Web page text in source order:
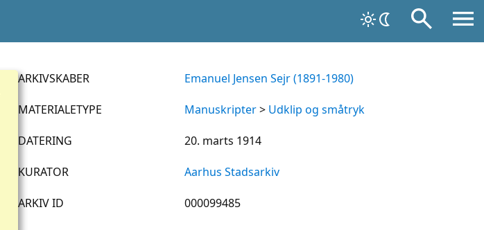
ARKIVSKABER Emanuel Jensen Sejr (1891-1980)
MATERIALETYPE Manuskripter> Udklip og småtryk
DATERING 20. marts 1914
KURATOR Aarhus Stadsarkiv
ARKIV ID 000099485